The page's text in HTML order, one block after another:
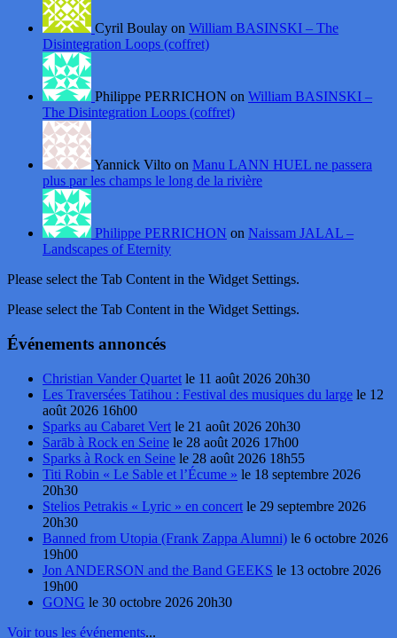
Cyril Boulay on William BASINSKI – The
Disintegration Loops (coffret)
Philippe PERRICHON on William BASINSKI –
The Disintegration Loops (coffret)
Yannick Vilto on Manu LANN HUEL ne passera
plus par les champs le long de la rivière
Philippe PERRICHON on Naissam JALAL –
Landscapes of Eternity
Please select the Tab Content in the Widget Settings.
Please select the Tab Content in the Widget Settings.
Événements annoncés
Christian Vander Quartet le 11 août 2026 20h30
Les Traversées Tatihou : Festival des musiques du large le 12
août 2026 16h00
Sparks au Cabaret Vert le 21 août 2026 20h30
Sarāb à Rock en Seine le 28 août 2026 17h00
Sparks à Rock en Seine le 28 août 2026 18h55
Titi Robin « Le Sable et l’Écume » le 18 septembre 2026
20h30
Stelios Petrakis « Lyric » en concert le 29 septembre 2026
20h30
Banned from Utopia (Frank Zappa Alumni) le 6 octobre 2026
19h00
Jon ANDERSON and the Band GEEKS le 13 octobre 2026
19h00
GONG le 30 octobre 2026 20h30
Voir tous les événements...